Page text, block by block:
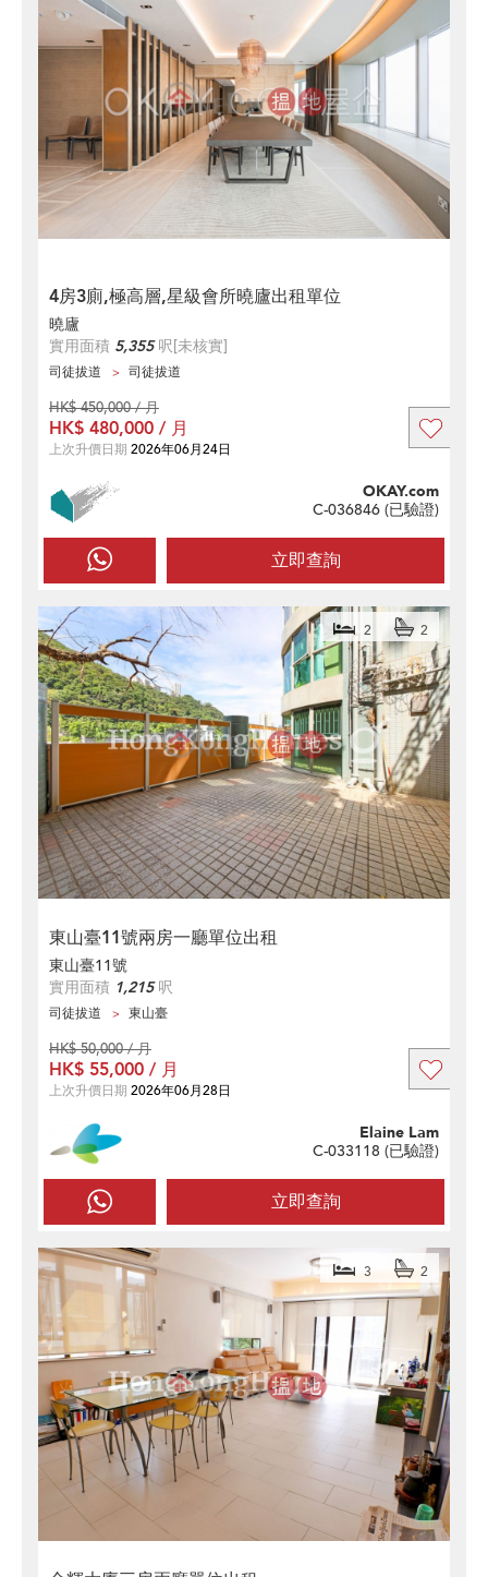
4房3廁,極高層,星級會所曉廬出租單位
曉廬
實用面積 5,355呎[未核實]
司徒拔道 司徒拔道
立即查詢
OKAY.com
C-036846 (已驗證)
HK$ 450,000 / 月
HK$ 480,000 / 月
上次升價日期 2026年06月24日
東山臺11號兩房一廳單位出租
2 2
東山臺11號
實用面積 1,215呎
司徒拔道 東山臺
立即查詢
Elaine Lam
C-033118 (已驗證)
HK$ 50,000 / 月
HK$ 55,000 / 月
上次升價日期 2026年06月28日
3 2